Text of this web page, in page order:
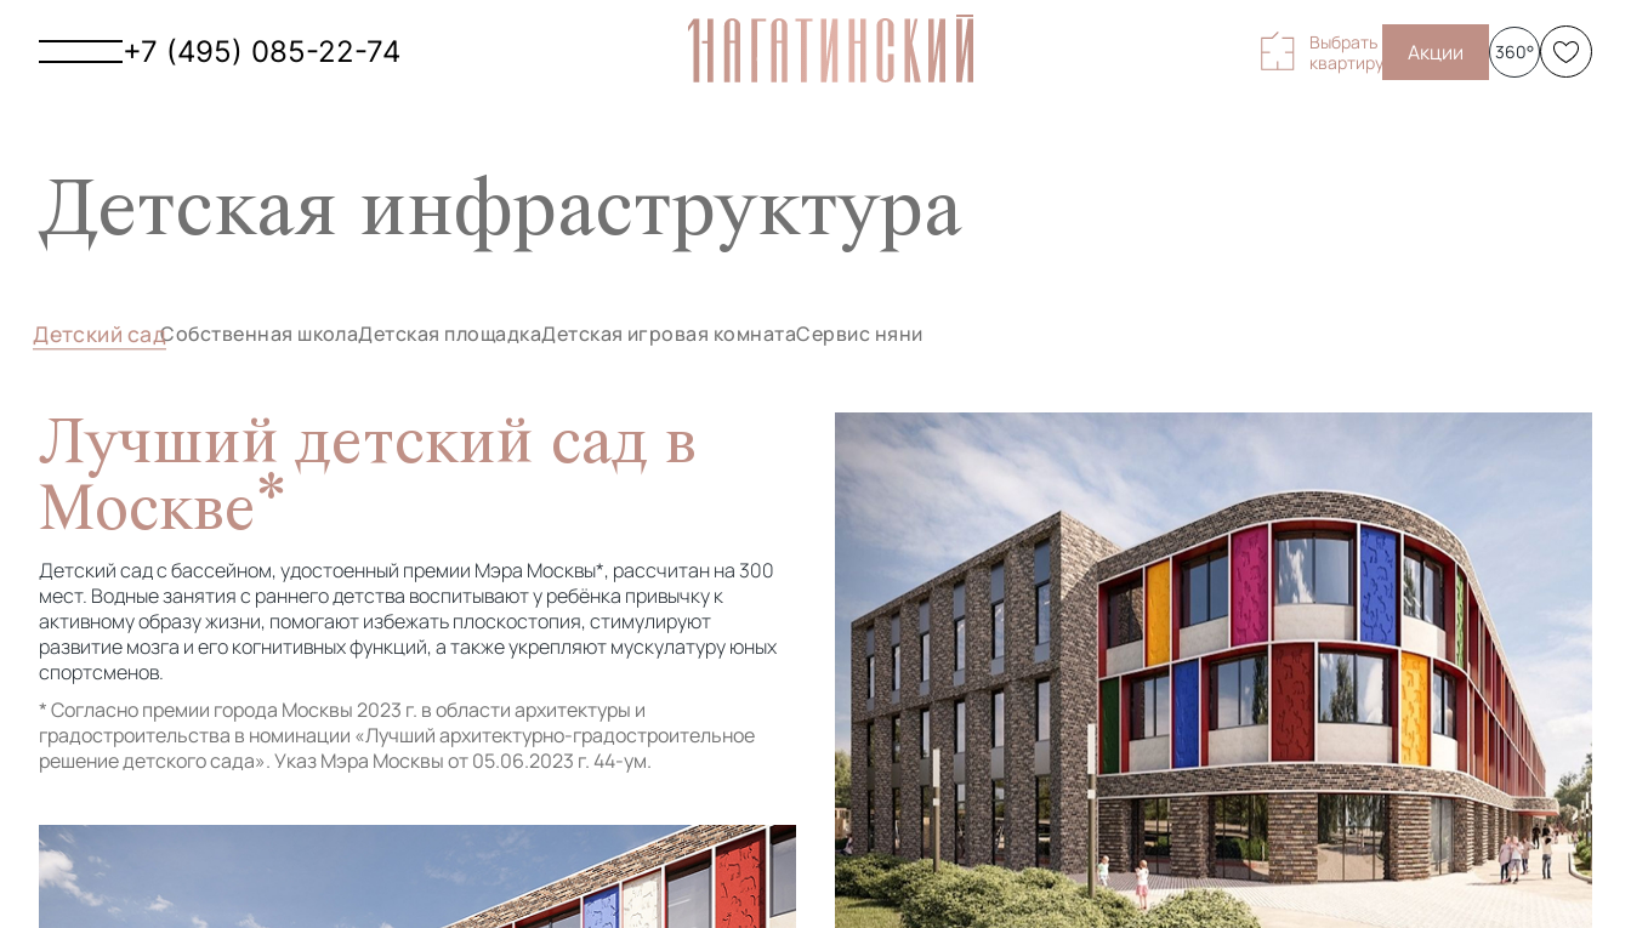
+7 (495) 085-22-74
Выбрать
квартиру
Акции 360°
Детская инфраструктура
Детский садСобственная школаДетская площадкаДетская игровая комнатаСервис няни
Лучший детский сад в
Москве*
Детский сад с бассейном, удостоенный премии Мэра Москвы*, рассчитан на 300
мест. Водные занятия с раннего детства воспитывают у ребёнка привычку к
активному образу жизни, помогают избежать плоскостопия, стимулируют
развитие мозга и его когнитивных функций, а также укрепляют мускулатуру юных
спортсменов.
* Согласно премии города Москвы 2023 г. в области архитектуры и
градостроительства в номинации «Лучший архитектурно-градостроительное
решение детского сада». Указ Мэра Москвы от 05.06.2023 г. 44-ум.